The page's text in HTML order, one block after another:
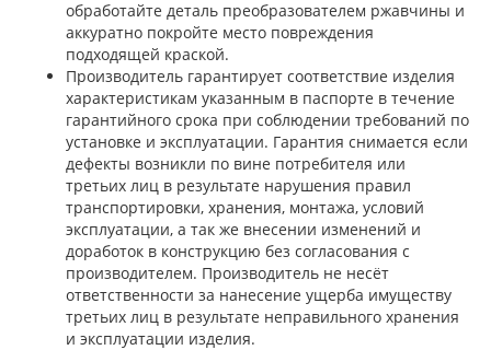
обработайте деталь преобразователем ржавчины и
аккуратно покройте место повреждения
подходящей краской.
Производитель гарантирует соответствие изделия
характеристикам указанным в паспорте в течение
гарантийного срока при соблюдении требований по
установке и эксплуатации. Гарантия снимается если
дефекты возникли по вине потребителя или
третьих лиц в результате нарушения правил
транспортировки, хранения, монтажа, условий
эксплуатации, а так же внесении изменений и
доработок в конструкцию без согласования с
производителем. Производитель не несёт
ответственности за нанесение ущерба имуществу
третьих лиц в результате неправильного хранения
и эксплуатации изделия.